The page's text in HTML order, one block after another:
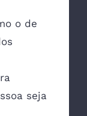
o de
seja